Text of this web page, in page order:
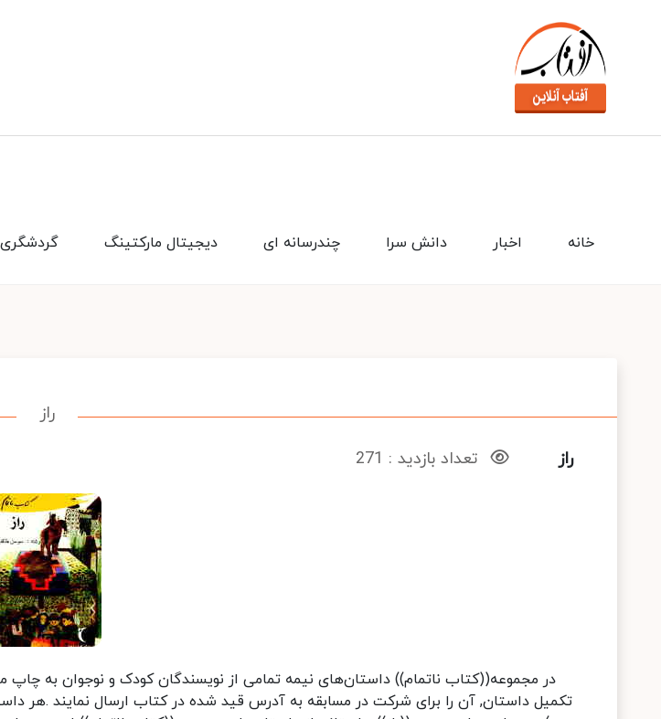
گردشگری دیجیتال مارکتینگ چندرسانه ای دانش سرا اخبار خانه
راز
راز
تعداد بازدید : 271
در مجموعه((کتاب ناتمام)) داستان‌های نیمه تمامی از نویسندگان کودک و نوجوان به
تکمیل داستان, آن را برای شرکت در مسابقه به آدرس قید شده در کتاب ارسال نمایند .هر